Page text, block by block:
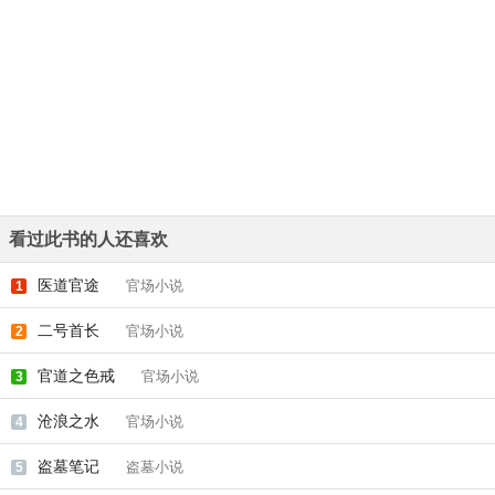
看过此书的人还喜欢
1 医道官途 官场小说
2 二号首长 官场小说
3 官道之色戒 官场小说
4 沧浪之水 官场小说
5 盗墓笔记 盗墓小说